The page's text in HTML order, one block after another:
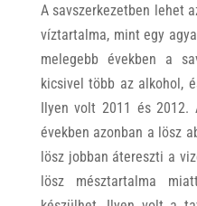
A savszerkezetben lehet
víztartalma, mint egy
melegebb években a
kicsivel több az alkohol,
Ilyen volt 2011 és 2012.
években azonban a lösz
lösz jobban átereszti a
lösz mésztartalma